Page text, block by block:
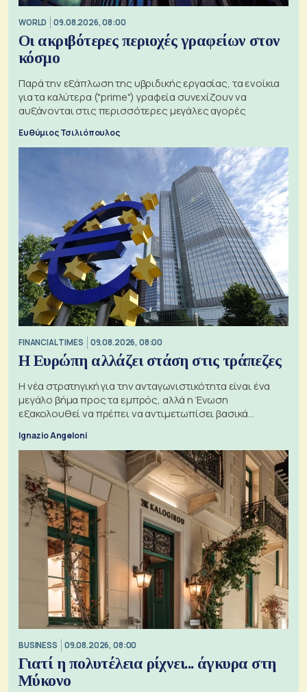
WORLD 09.08.2026, 08:00
Οι ακριβότερες περιοχές γραφείων στον
κόσμο
Παρά την εξάπλωση της υβριδικής εργασίας, τα ενοίκια
για τα καλύτερα ("prime") γραφεία συνεχίζουν να
αυξάνονται στις περισσότερες μεγάλες αγορές
Ευθύμιος Τσιλιόπουλος
FINANCIAL TIMES 09.08.2026, 08:00
Η Ευρώπη αλλάζει στάση στις τράπεζες
Η νέα στρατηγική για την ανταγωνιστικότητα είναι ένα
μεγάλο βήμα προς τα εμπρός, αλλά η Ένωση
εξακολουθεί να πρέπει να αντιμετωπίσει βασικά
Ignazio Angeloni
BUSINESS 09.08.2026, 08:00
Γιατί η πολυτέλεια ρίχνει... άγκυρα στη
Μύκονο